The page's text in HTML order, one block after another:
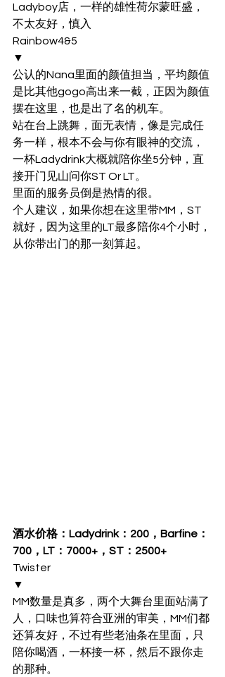
Ladyboy店，一样的雄性荷尔蒙旺盛，
不太友好，慎入
Rainbow4&5
▼
公认的Nana里面的颜值担当，平均颜值
是比其他gogo高出来一截，正因为颜值
摆在这里，也是出了名的机车。
站在台上跳舞，面无表情，像是完成任
务一样，根本不会与你有眼神的交流，
一杯Ladydrink大概就陪你坐5分钟，直
接开门见山问你ST Or LT。
里面的服务员倒是热情的很。
个人建议，如果你想在这里带MM，ST
就好，因为这里的LT最多陪你4个小时，
从你带出门的那一刻算起。
酒水价格：Ladydrink：200，Barfine：
700，LT：7000+，ST：2500+
Twister
▼
MM数量是真多，两个大舞台里面站满了
人，口味也算符合亚洲的审美，MM们都
还算友好，不过有些老油条在里面，只
陪你喝酒，一杯接一杯，然后不跟你走
的那种。